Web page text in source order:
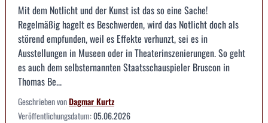
Mit dem Notlicht und der Kunst ist das so eine Sache!
Regelmäßig hagelt es Beschwerden, wird das Notlicht doch als
störend empfunden, weil es Effekte verhunzt, sei es in
Ausstellungen in Museen oder in Theaterinszenierungen. So geht
es auch dem selbsternannten Staatsschauspieler Bruscon in
Thomas Be...
Geschrieben vonDagmar Kurtz
Veröffentlichungsdatum:05.06.2026